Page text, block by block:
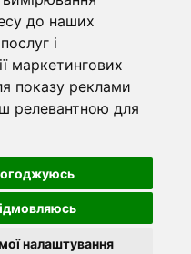
до наших
і
маркетингових
показу реклами
релевантною для
налаштування
Київ